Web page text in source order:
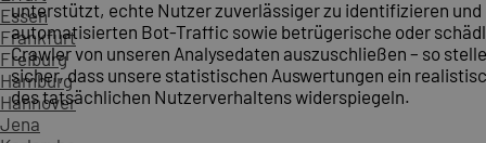
Essen
Frankfurt
Freiburg
Hamburg
Hannover
Jena
unterstützt, echte Nutzer zuverlässiger zu identifizieren und
automatisierten Bot-Traffic sowie betrügerische oder
Crawler von unseren Analysedaten auszuschließen – so
sicher, dass unsere statistischen Auswertungen ein
des tatsächlichen Nutzerverhaltens widerspiegeln.